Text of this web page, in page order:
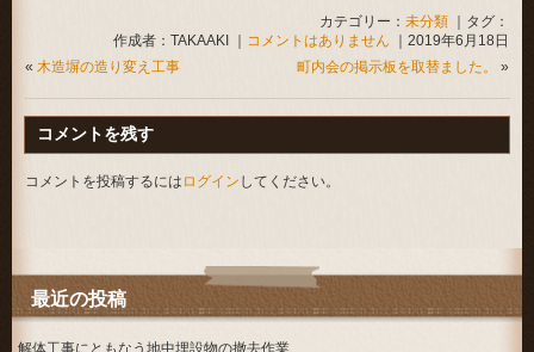
カテゴリー： 未分類｜タグ：
作成者：TAKAAKI ｜ コメントはありません ｜2019年6月18日
«木造塀の造り変え工事 町内会の掲示板を取替ました。 »
コメントを残す
コメントを投稿するには ログイン してください。
最近の投稿
解体工事にともなう地中埋設物の撤去作業